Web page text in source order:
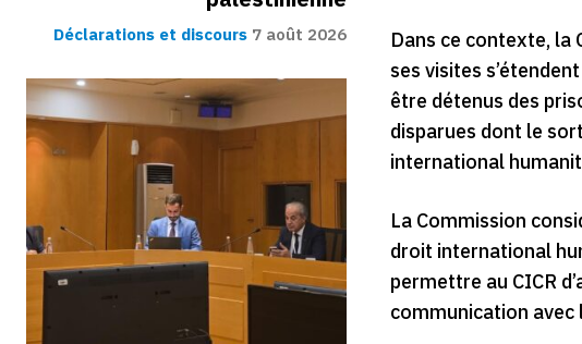
Déclarations et discours 7 août 2026
Dans ce contexte, la
ses visites
être détenus des
disparues dont le
international
La Commission
droit international
permettre au CICR
communication